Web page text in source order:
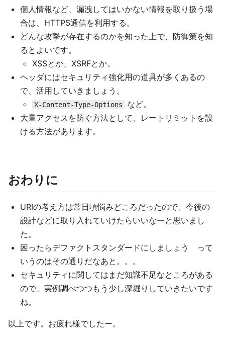
個人情報など、漏洩してはいかない情報を取り扱う場
合は、HTTPS通信を利用する。
どんな攻撃が存在するのかを知った上で、防御策を知
るとよいです。
XSSとか、XSRFとか。
ヘッダにはセキュリティ強化用の道具が多くあるの
で、活用していきましょう。
X-Content-Type-Options
など。
大量アクセスを防ぐ方法として、レートリミットを設
ける方法があります。
おわりに
URIの考え方は常日頃悩みどころだったので、今後の
設計などに取り入れていけたらいいなーと思いまし
た。
困ったらデファクトスタンダードにしましょう って
いうのはその通りだなあと。。。
セキュリティに関してはまだ知識不足なところがある
ので、実例調べつつもう少し深堀りしていきたいです
ね。
以上です。お疲れ様でしたー。